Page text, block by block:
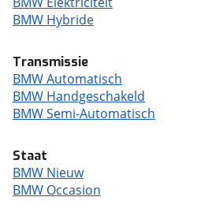
BMW Hybride
Transmissie
BMW Automatisch
BMW Handgeschakeld
BMW Semi-Automatisch
Staat
BMW Nieuw
BMW Occasion